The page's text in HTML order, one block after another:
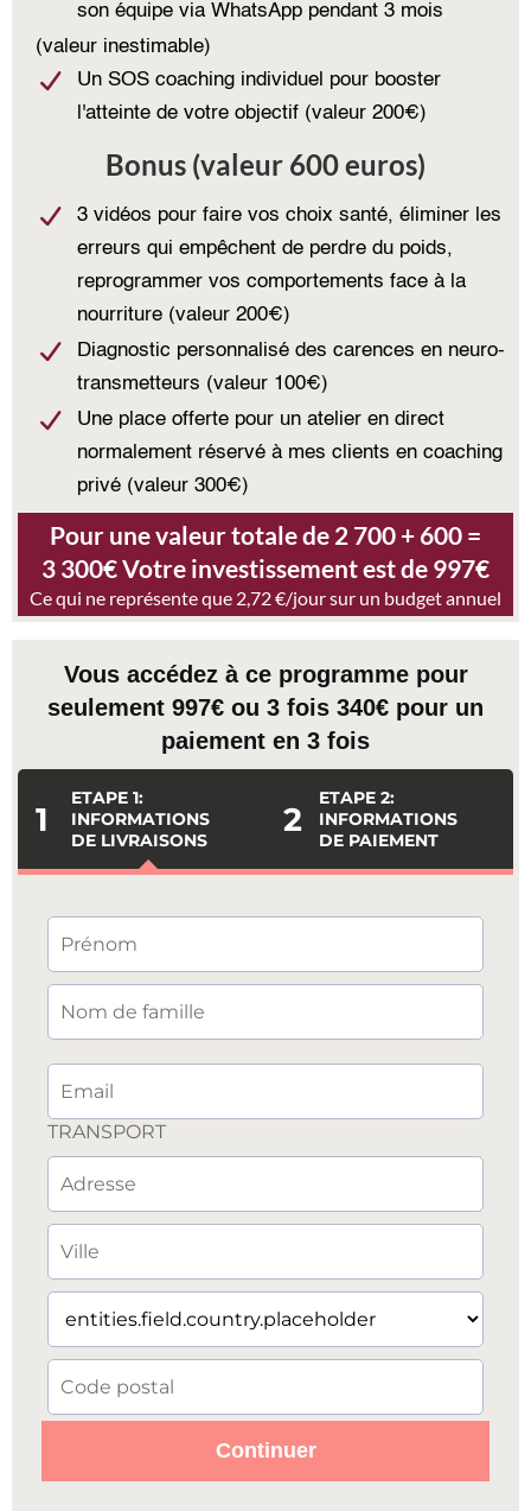
son équipe via WhatsApp pendant 3 mois
(valeur inestimable)
Un SOS coaching individuel pour booster
l'atteinte de votre objectif (valeur 200€)
Bonus (valeur 600 euros)
3 vidéos pour faire vos choix santé, éliminer les
erreurs qui empêchent de perdre du poids,
reprogrammer vos comportements face à la
nourriture (valeur 200€)
Diagnostic personnalisé des carences en neuro-
transmetteurs (valeur 100€)
Une place offerte pour un atelier en direct
normalement réservé à mes clients en coaching
privé (valeur 300€)
Pour une valeur totale de 2 700 + 600 =
3 300€ Votre investissement est de 997€
Ce qui ne représente que 2,72 €/jour sur un budget annuel
Vous accédez à ce programme pour
seulement 997€ ou 3 fois 340€ pour un
paiement en 3 fois
1
ETAPE 1:
INFORMATIONS
DE LIVRAISONS
2
ETAPE 2:
INFORMATIONS
DE PAIEMENT
TRANSPORT
Continuer